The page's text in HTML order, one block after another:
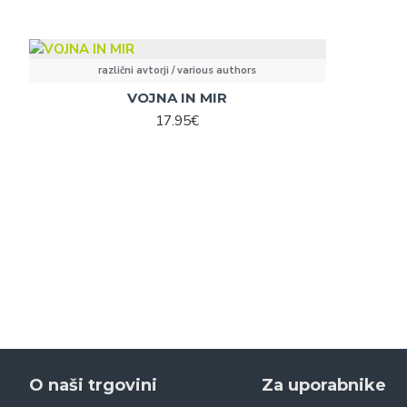
različni avtorji / various authors
VOJNA IN MIR
17.95€
O naši trgovini Za uporabnike